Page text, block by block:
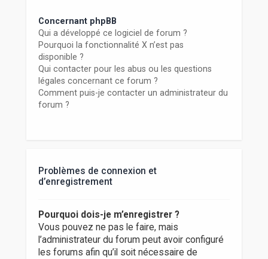
Concernant phpBB
Qui a développé ce logiciel de forum ?
Pourquoi la fonctionnalité X n’est pas
disponible ?
Qui contacter pour les abus ou les questions
légales concernant ce forum ?
Comment puis-je contacter un administrateur du
forum ?
Problèmes de connexion et
d’enregistrement
Pourquoi dois-je m’enregistrer ?
Vous pouvez ne pas le faire, mais
l’administrateur du forum peut avoir configuré
les forums afin qu’il soit nécessaire de